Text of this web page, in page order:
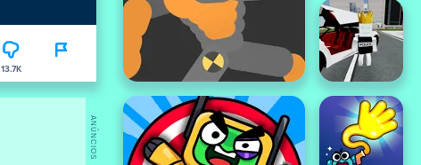
13.7K
ANÚNCIOS